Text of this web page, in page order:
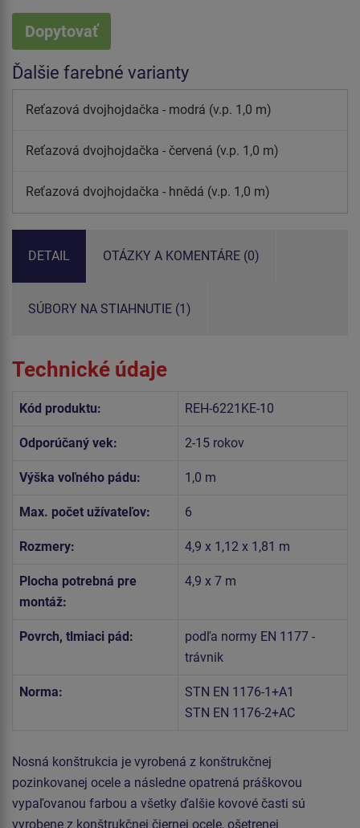
Dopytovať
Ďalšie farebné varianty
Reťazová dvojhojdačka - modrá (v.p. 1,0 m)
Reťazová dvojhojdačka - červená (v.p. 1,0 m)
Reťazová dvojhojdačka - hnědá (v.p. 1,0 m)
DETAIL OTÁZKY A KOMENTÁRE (0)
SÚBORY NA STIAHNUTIE (1)
Technické údaje
Kód produktu: REH-6221KE-10
Odporúčaný vek: 2-15 rokov
Výška voľného pádu: 1,0 m
Max. počet užívateľov: 6
Rozmery: 4,9 x 1,12 x 1,81 m
Plocha potrebná pre
montáž:
4,9 x 7 m
Povrch, tlmiaci pád:
podľa normy EN 1177 -
trávnik
Norma:
STN EN 1176-1+A1
STN EN 1176-2+AC
Nosná konštrukcia je vyrobená z konštrukčnej
pozinkovanej ocele a následne opatrená práškovou
vypaľovanou farbou a všetky ďalšie kovové časti sú
vyrobene z konštrukčnej čiernej ocele, ošetrenej